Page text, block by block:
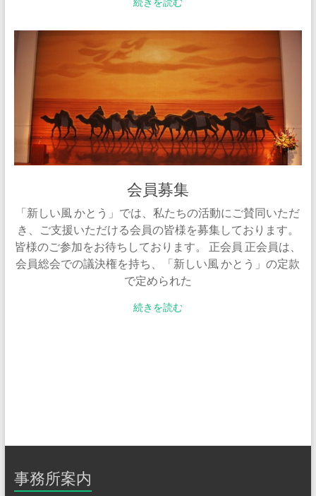
会員募集
「新しい風 かとう」では、私たちの活動にご賛同いただ
き、ご支援いただける会員の皆様を募集しております。
皆様のご参加をお待ちしております。 正会員 正会員は、
会員総会での議決権を持ち、「新しい風 かとう」の定款
で定められた
続きを読む
事務所案内